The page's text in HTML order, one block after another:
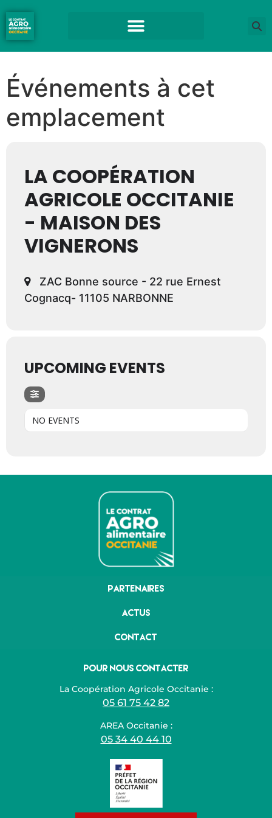
Événements à cet
emplacement
LA COOPÉRATION
AGRICOLE OCCITANIE
- MAISON DES
VIGNERONS
ZAC Bonne source - 22 rue Ernest
Cognacq- 11105 NARBONNE
UPCOMING EVENTS
NO EVENTS
Partenaires
Actus
Contact
Pour nous contacter
La Coopération Agricole Occitanie :
05 61 75 42 82
AREA Occitanie :
05 34 40 44 10